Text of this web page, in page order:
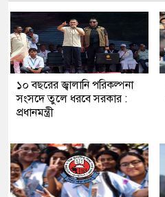
১০ বছরের জ্বালানি পরিকল্পনা
সংসদে তুলে ধরবে সরকার :
প্রধানমন্ত্রী